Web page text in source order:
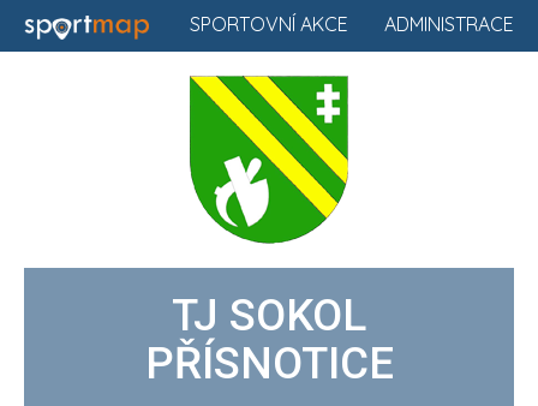
ADMINISTRACE
SPORTOVNÍ AKCE
TJ SOKOL
PŘÍSNOTICE